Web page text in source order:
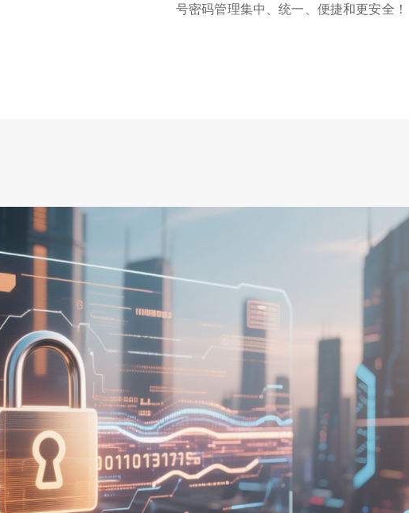
号密码管理集中、统一、便捷和更安全！